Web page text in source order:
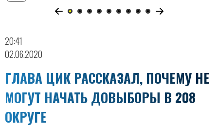
20:41
02.06.2020
ГЛАВА ЦИК РАССКАЗАЛ, ПОЧЕМУ НЕ
МОГУТ НАЧАТЬ ДОВЫБОРЫ В 208
ОКРУГЕ